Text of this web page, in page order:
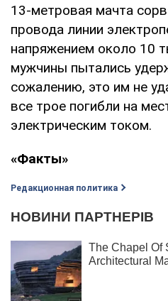
13-метровая мачта
провода линии
напряжением около 10
мужчины пытались
сожалению, это им не
все трое погибли на
электрическим током.
«Факты»
Редакционная политика